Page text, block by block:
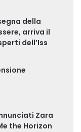
della
arriva il
dell’Iss
Zara
the Horizon